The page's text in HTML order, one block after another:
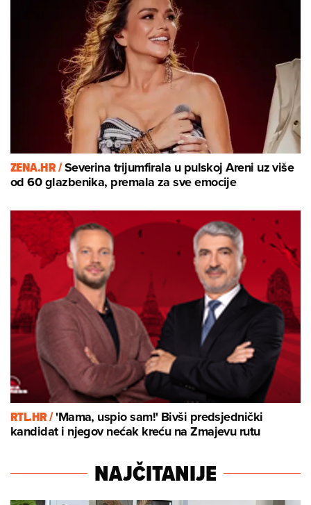
ZENA.HR /Severina trijumfirala u pulskoj Areni uz više
od 60 glazbenika, premala za sve emocije
RTL.HR /'Mama, uspio sam!' Bivši predsjednički
kandidat i njegov nećak kreću na Zmajevu rutu
NAJČITANIJE